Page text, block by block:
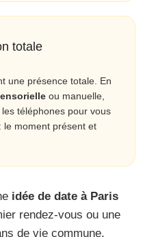
totale
une présence totale. En
ou manuelle,
téléphones pour vous
le moment présent et
idée de date à Paris
rendez-vous ou une
de vie commune,